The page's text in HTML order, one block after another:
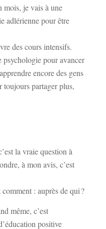
mois, je vais à une
adlérienne pour être
des cours intensifs.
psychologie pour avancer
encore des gens
toujours partager plus,
la vraie question à
à mon avis, c’est
: auprès de qui ?
même, c’est
positive